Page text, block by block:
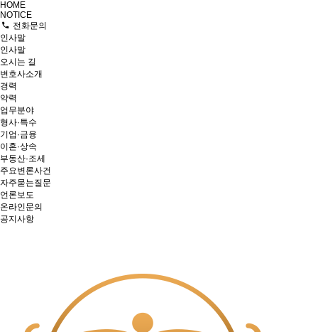
HOME
NOTICE
전화문의
인사말
인사말
오시는 길
변호사소개
경력
약력
업무분야
형사·특수
기업·금융
이혼·상속
부동산·조세
주요변론사건
자주묻는질문
언론보도
온라인문의
공지사항